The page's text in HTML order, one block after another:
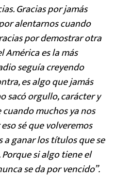
Gracias por jamás
alentarnos cuando
por demostrar otra
América es la más
seguía creyendo
es algo que jamás
sacó orgullo, carácter y
muchos ya nos
sé que volveremos
ganar los títulos que se
si algo tiene el
se da por vencido”.